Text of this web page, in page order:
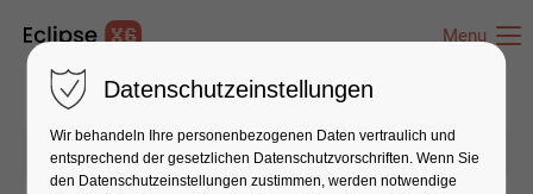
Menu
12-06-2016 16:32 von admin (Kommentare: 0)
Datenschutzeinstellungen
Wir behandeln Ihre personenbezogenen Daten vertraulich und
entsprechend der gesetzlichen Datenschutz­vorschriften. Wenn Sie
den Datenschutzeinstellungen zustimmen, werden notwendige